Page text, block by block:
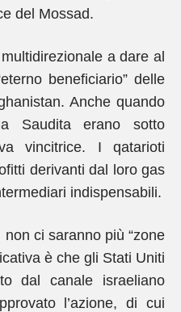
del Mossad.
a dare al
beneficiario” delle
Anche quando
Saudita erano sotto
vincitrice. I qatarioti
derivanti dal loro gas
indispensabili.
ci saranno più “zone
è che gli Stati Uniti
dal canale israeliano
l’azione, di cui